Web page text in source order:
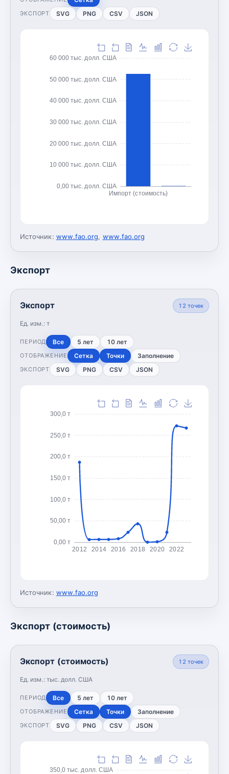
ЭКСПОРТ SVG PNG CSV JSON
0,00 тыс. долл. США
10 000 тыс. долл. США
20 000 тыс. долл. США
30 000 тыс. долл. США
40 000 тыс. долл. США
50 000 тыс. долл. США
60 000 тыс. долл. США
Импорт (стоимость)
Источник: www.fao.org, www.fao.org
Экспорт
Экспорт
Ед. изм.: т
12 точек
ПЕРИОД Все 5 лет 10 лет
ОТОБРАЖЕНИЕ Сетка Точки Заполнение
ЭКСПОРТ SVG PNG CSV JSON
0,00 т
50,00 т
100,0 т
150,0 т
200,0 т
250,0 т
300,0 т
2012 2014 2016 2018 2020 2022
Источник: www.fao.org
Экспорт (стоимость)
Экспорт (стоимость)
Ед. изм.: тыс. долл. США
12 точек
ПЕРИОД Все 5 лет 10 лет
ОТОБРАЖЕНИЕ Сетка Точки Заполнение
ЭКСПОРТ SVG PNG CSV JSON
350,0 тыс. долл. США